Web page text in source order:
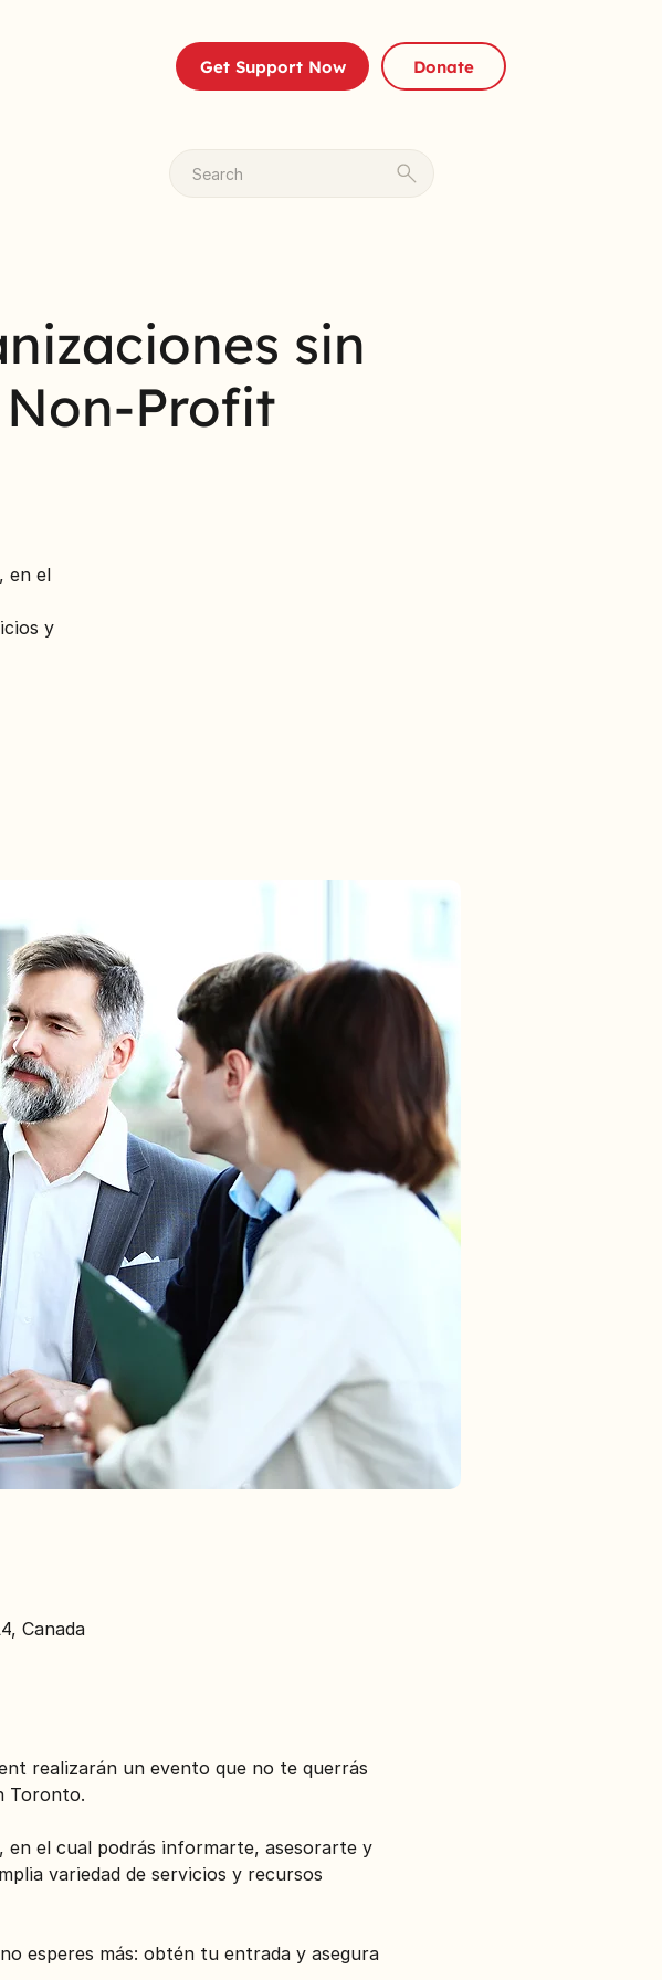
Get Support Now Donate
Search
sin
Profit
en el
y
Canada
realizarán un evento que no te querrás
Toronto.
el cual podrás informarte, asesorarte y
variedad de servicios y recursos
esperes más: obtén tu entrada y asegura